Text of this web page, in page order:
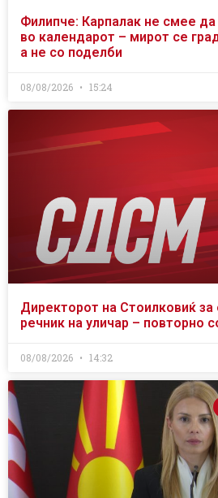
Филипче: Карпалак не смее
во календарот – мирот се
а не со поделби
08/08/2026 15:24
Директорот на Стоилковиќ за
речник на уличар – повторно
08/08/2026 14:32